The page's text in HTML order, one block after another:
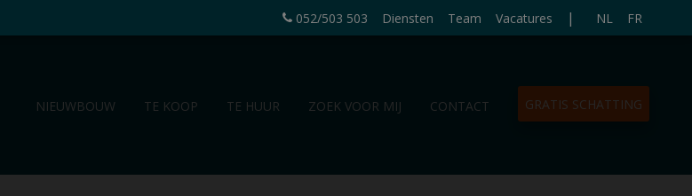
052/503 503 Diensten Team Vacatures | NL FR
NIEUWBOUW TE KOOP TE HUUR ZOEK VOOR MIJ CONTACT GRATIS SCHATTING